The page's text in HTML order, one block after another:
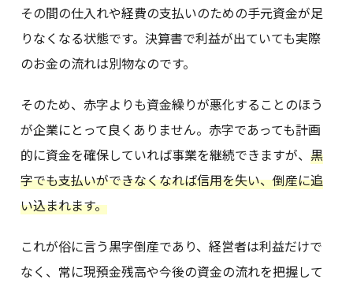
その間の仕入れや経費の支払いのための手元資金が足
りなくなる状態です。決算書で利益が出ていても実際
のお金の流れは別物なのです。
そのため、赤字よりも資金繰りが悪化することのほう
が企業にとって良くありません。赤字であっても計画
的に資金を確保していれば事業を継続できますが、黒
字でも支払いができなくなれば信用を失い、倒産に追
い込まれます。
これが俗に言う黒字倒産であり、経営者は利益だけで
なく、常に現預金残高や今後の資金の流れを把握して